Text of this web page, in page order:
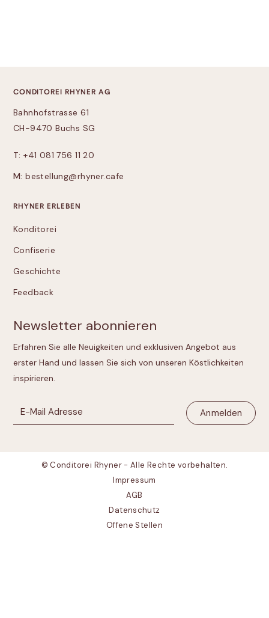
CONDITOREI RHYNER AG
Bahnhofstrasse 61
CH-9470 Buchs SG
T: +41 081 756 11 20
M: bestellung@rhyner.cafe
RHYNER ERLEBEN
Konditorei
Confiserie
Geschichte
Feedback
Newsletter abonnieren
Erfahren Sie alle Neuigkeiten und exklusiven Angebot aus
erster Hand und lassen Sie sich von unseren Köstlichkeiten
inspirieren.
© Conditorei Rhyner - Alle Rechte vorbehalten.
Impressum
AGB
Datenschutz
Offene Stellen